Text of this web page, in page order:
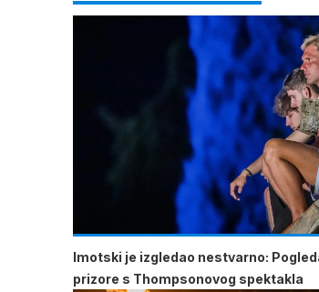
Imotski je izgledao nestvarno:
prizore s Thompsonovog spektakla